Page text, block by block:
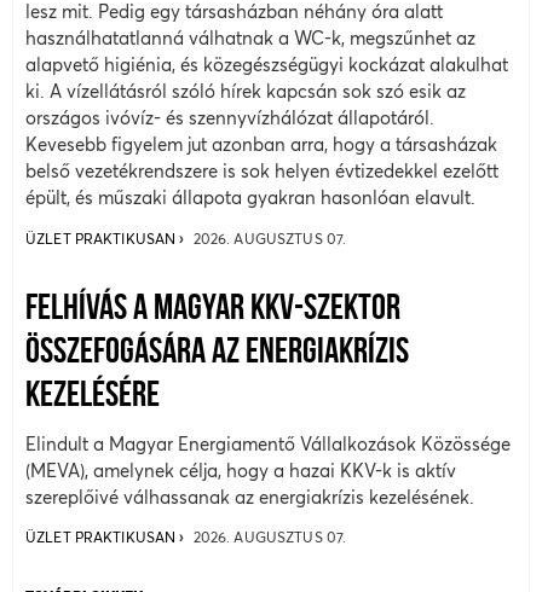
lesz mit. Pedig egy társasházban néhány óra alatt
használhatatlanná válhatnak a WC-k, megszűnhet az
alapvető higiénia, és közegészségügyi kockázat alakulhat
ki. A vízellátásról szóló hírek kapcsán sok szó esik az
országos ivóvíz- és szennyvízhálózat állapotáról.
Kevesebb figyelem jut azonban arra, hogy a társasházak
belső vezetékrendszere is sok helyen évtizedekkel ezelőtt
épült, és műszaki állapota gyakran hasonlóan elavult.
ÜZLET PRAKTIKUSAN 2026. AUGUSZTUS 07.
FELHÍVÁS A MAGYAR KKV-SZEKTOR
ÖSSZEFOGÁSÁRA AZ ENERGIAKRÍZIS
KEZELÉSÉRE
Elindult a Magyar Energiamentő Vállalkozások Közössége
(MEVA), amelynek célja, hogy a hazai KKV-k is aktív
szereplőivé válhassanak az energiakrízis kezelésének.
ÜZLET PRAKTIKUSAN 2026. AUGUSZTUS 07.